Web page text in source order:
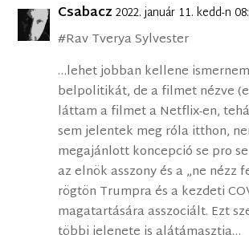
Csabacz 2022. január 11. kedd-n
#Rav Tverya Sylvester
…lehet jobban kellene
belpolitikát, de a filmet nézve
láttam a filmet a Netflix-en,
sem jelentek meg róla itthon,
megajánlott koncepció se pro
az elnök asszony és a „ne nézz
rögtön Trumpra és a kezdeti
magatartására asszociált. Ezt